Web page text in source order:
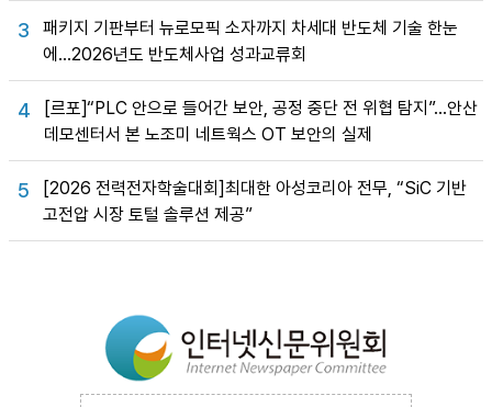
3
패키지 기판부터 뉴로모픽 소자까지 차세대 반도체 기술 한눈
에…2026년도 반도체사업 성과교류회
4
[르포]“PLC 안으로 들어간 보안, 공정 중단 전 위협 탐지”…안산
데모센터서 본 노조미 네트웍스 OT 보안의 실제
5
[2026 전력전자학술대회]최대한 아성코리아 전무, “SiC 기반
고전압 시장 토털 솔루션 제공”